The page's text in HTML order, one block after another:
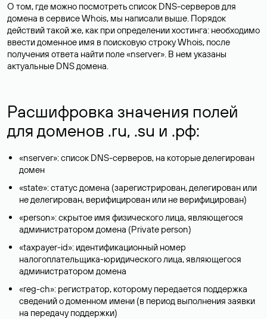
О том, где можно посмотреть список DNS-серверов для
домена в сервисе Whois, мы написали выше. Порядок
действий такой же, как при определении хостинга: необходимо
ввести доменное имя в поисковую строку Whois, после
получения ответа найти поле «nserver». В нем указаны
актуальные DNS домена.
Расшифровка значения полей
для доменов .ru, .su и .рф:
«nserver»: список DNS-серверов, на которые делегирован
домен
«state»: статус домена (зарегистрирован, делегирован или
не делегирован, верифицирован или не верифицирован)
«person»: скрытое имя физического лица, являющегося
администратором домена (Privatе person)
«taxpayer-id»: идентификационный номер
налогоплательщика-юридического лица, являющегося
администратором домена
«reg-ch»: регистратор, которому передается поддержка
сведений о доменном имени (в период выполнения заявки
на передачу поддержки)